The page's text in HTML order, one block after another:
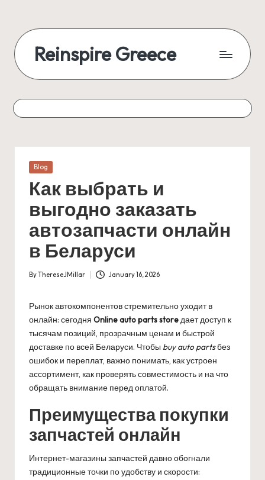
Reinspire Greece
Posted
Blog
Как выбрать и
выгодно заказать
автозапчасти онлайн
в Беларуси
Posted
ByThereseJMillar January 16, 2026
Рынок автокомпонентов стремительно уходит в
онлайн: сегодня Online auto parts storeдает доступ к
тысячам позиций, прозрачным ценам и быстрой
доставке по всей Беларуси. Чтобы buy auto partsбез
ошибок и переплат, важно понимать, как устроен
ассортимент, как проверять совместимость и на что
обращать внимание перед оплатой.
Преимущества покупки
запчастей онлайн
Интернет-магазины запчастей давно обогнали
традиционные точки по удобству и скорости: